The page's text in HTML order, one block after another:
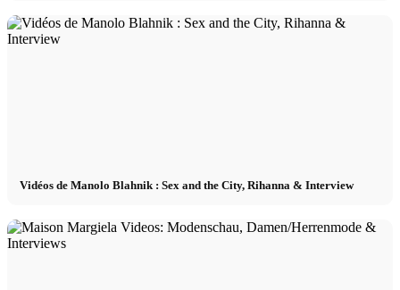
Vidéos de Manolo Blahnik : Sex and the City, Rihanna & Interview